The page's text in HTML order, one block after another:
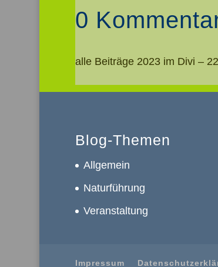
0
alle Beiträge 2023 im Divi –
Blog-Themen
Allgemein
Naturführung
Veranstaltung
Impressum